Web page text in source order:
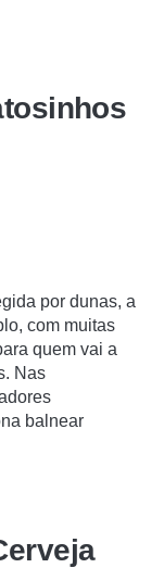
por dunas, a
com muitas
quem vai a
Nas
balnear